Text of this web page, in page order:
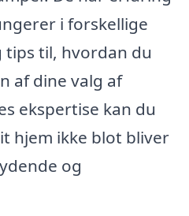
i forskellige
tips til, hvordan du
af dine valg af
ekspertise kan du
hjem ikke blot bliver
og